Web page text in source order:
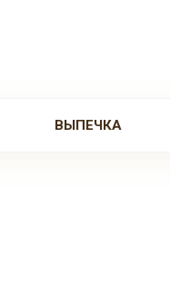
ВЫПЕЧКА